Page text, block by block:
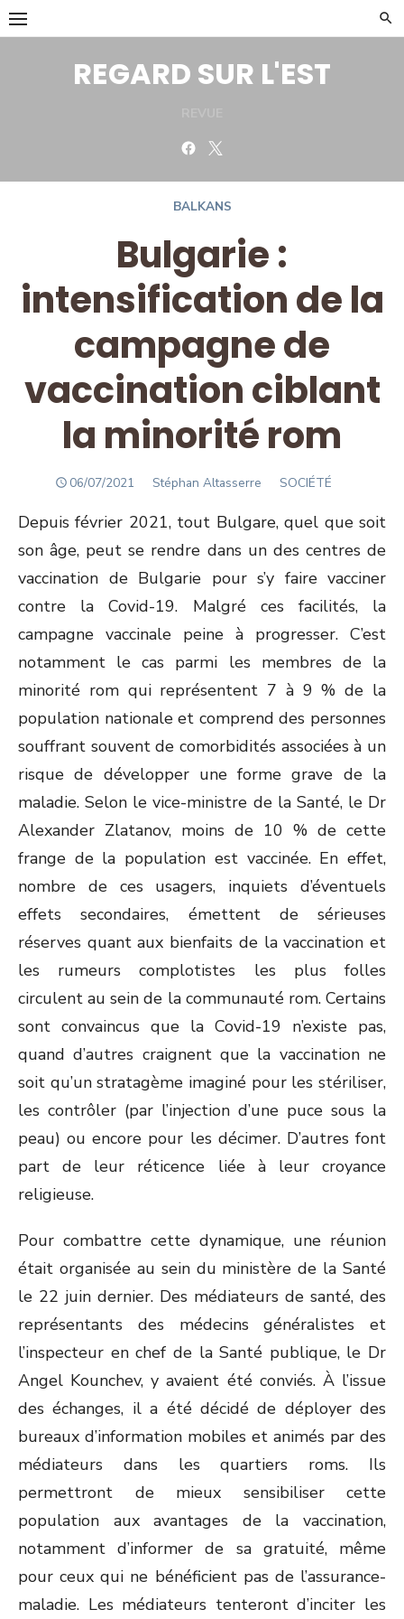
Skip
to
REGARD SUR L'EST
Facebook
BALKANS
Bulgarie :
intensification de la
campagne de
vaccination ciblant
la minorité rom
POSTED
06/07/2021 Author
Stéphan Altasserre SOCIÉTÉ
Depuis février 2021, tout Bulgare, quel que soit
son âge, peut se rendre dans un des centres de
vaccination de Bulgarie pour s’y faire vacciner
contre la Covid-19. Malgré ces facilités, la
campagne vaccinale peine à progresser. C’est
notamment le cas parmi les membres de la
minorité rom qui représentent 7 à 9 % de la
population nationale et comprend des personnes
souffrant souvent de comorbidités associées à un
risque de développer une forme grave de la
maladie. Selon le vice-ministre de la Santé, le Dr
Alexander Zlatanov, moins de 10 % de cette
frange de la population est vaccinée. En effet,
nombre de ces usagers, inquiets d’éventuels
effets secondaires, émettent de sérieuses
réserves quant aux bienfaits de la vaccination et
les rumeurs complotistes les plus folles
circulent au sein de la communauté rom. Certains
sont convaincus que la Covid-19 n’existe pas,
quand d’autres craignent que la vaccination ne
soit qu’un stratagème imaginé pour les stériliser,
les contrôler (par l’injection d’une puce sous la
peau) ou encore pour les décimer. D’autres font
part de leur réticence liée à leur croyance
religieuse.
Pour combattre cette dynamique, une réunion
était organisée au sein du ministère de la Santé
le 22 juin dernier. Des médiateurs de santé, des
représentants des médecins généralistes et
l’inspecteur en chef de la Santé publique, le Dr
Angel Kounchev, y avaient été conviés. À l’issue
des échanges, il a été décidé de déployer des
bureaux d’information mobiles et animés par des
médiateurs dans les quartiers roms. Ils
permettront de mieux sensibiliser cette
population aux avantages de la vaccination,
notamment d’informer de sa gratuité, même
pour ceux qui ne bénéficient pas de l’assurance-
maladie. Les médiateurs tenteront d’inciter les